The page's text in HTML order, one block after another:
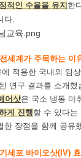
적인 수율을 유지 한
다.
세계가 주목하는 이
적용한 국내외 임
연구 결과를 소개했
어샷은 국소 냉동 마
게 진행할 수 있다는
한 장점을 함께 공유
세포 바이오샷(IV)